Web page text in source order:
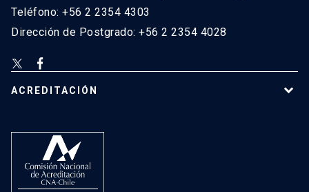
Teléfono: +56 2 2354 4303
Dirección de Postgrado: +56 2 2354 4028
ACREDITACIÓN